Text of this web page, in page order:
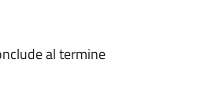
al termine